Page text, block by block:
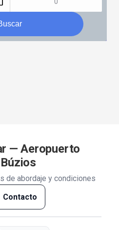
— Aeropuerto
de abordaje y condiciones
Contacto